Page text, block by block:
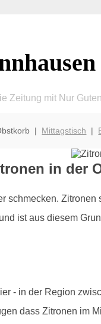
Zeitung mit Nur
| Mittagstisch |
in der
schmecken.
ist aus diesem
- in der Region
dass Zitronen im